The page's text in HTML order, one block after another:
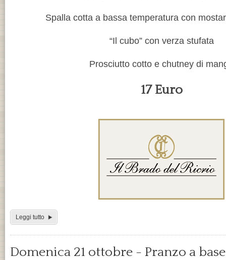
Spalla cotta a bassa temperatura con
“Il cubo” con verza stufata
Prosciutto cotto e chutney di
17 Euro
Leggi tutto
Domenica 21 ottobre - Pranzo a